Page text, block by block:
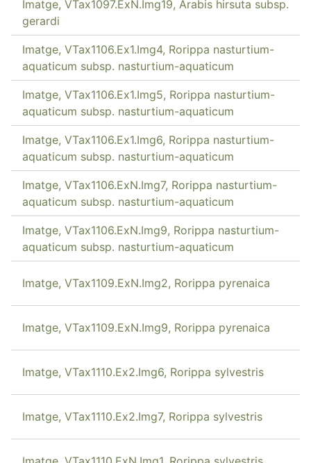
Imatge, VTax1097.ExN.Img19, Arabis hirsuta subsp.
gerardi
Imatge, VTax1106.Ex1.Img4, Rorippa nasturtium-
aquaticum subsp. nasturtium-aquaticum
Imatge, VTax1106.Ex1.Img5, Rorippa nasturtium-
aquaticum subsp. nasturtium-aquaticum
Imatge, VTax1106.Ex1.Img6, Rorippa nasturtium-
aquaticum subsp. nasturtium-aquaticum
Imatge, VTax1106.ExN.Img7, Rorippa nasturtium-
aquaticum subsp. nasturtium-aquaticum
Imatge, VTax1106.ExN.Img9, Rorippa nasturtium-
aquaticum subsp. nasturtium-aquaticum
Imatge, VTax1109.ExN.Img2, Rorippa pyrenaica
Imatge, VTax1109.ExN.Img9, Rorippa pyrenaica
Imatge, VTax1110.Ex2.Img6, Rorippa sylvestris
Imatge, VTax1110.Ex2.Img7, Rorippa sylvestris